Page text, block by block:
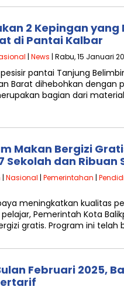
2 Kepingan
di Pantai Kalbar
| News | Rabu, 15 Januari
pantai Tanjung
Barat dihebohkan dengan
bagian dari
Makan Bergizi
Sekolah dan Ribuan
| Nasional | Pemerintahan |
meningkatkan kualitas
Pemerintah Kota
gratis. Program ini telah
Februari 2025,